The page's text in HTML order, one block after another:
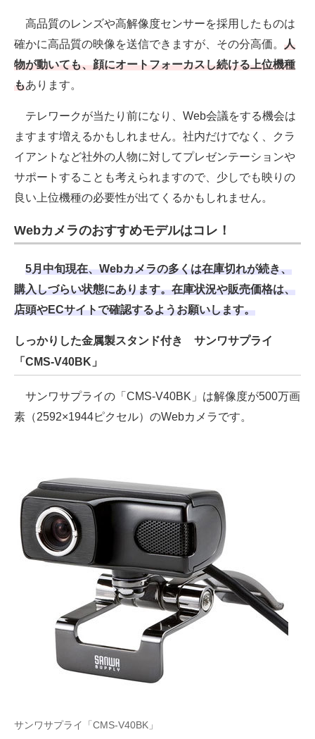
高品質のレンズや高解像度センサーを採用したものは
確かに高品質の映像を送信できますが、その分高価。 人
物が動いても、顔にオートフォーカスし続ける上位機種
もあります。
テレワークが当たり前になり、Web会議をする機会は
ますます増えるかもしれません。社内だけでなく、クラ
イアントなど社外の人物に対してプレゼンテーションや
サポートすることも考えられますので、少しでも映りの
良い上位機種の必要性が出てくるかもしれません。
Webカメラのおすすめモデルはコレ！
5月中旬現在、Webカメラの多くは在庫切れが続き、
購入しづらい状態にあります。在庫状況や販売価格は、
店頭やECサイトで確認するようお願いします。
しっかりした金属製スタンド付き サンワサプライ
「CMS-V40BK」
サンワサプライの「CMS-V40BK」は解像度が500万画
素（2592×1944ピクセル）のWebカメラです。
サンワサプライ「CMS-V40BK」